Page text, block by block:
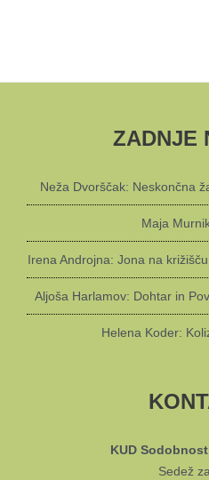
ZADNJE
Neža Dvorščak: Neskončna
Maja
Irena Androjna: Jona na
Aljoša Harlamov: Dohtar in
Helena Koder:
KUD
Sedež